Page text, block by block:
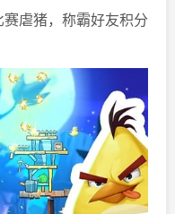
虐猪，称霸好友积分